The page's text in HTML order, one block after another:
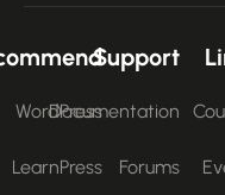
Support
Documentation
Forums
Recommend
WordPress
LearnPress